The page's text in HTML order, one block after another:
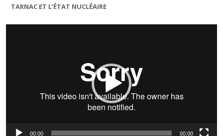
TARNAC ET L’ÉTAT NUCLÉAIRE
Lecteur
00:00 00:00